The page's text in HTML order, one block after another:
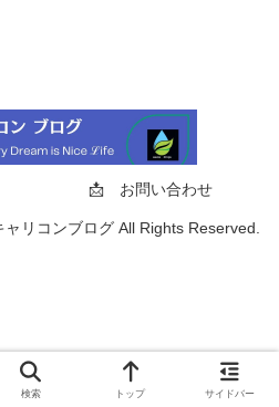
📩 お問い合わせ
リコンブログ All Rights Reserved.
検索 トップ サイドバー